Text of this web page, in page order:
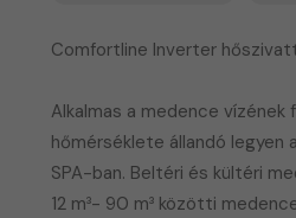
Comfortline Inverter
Alkalmas a medence vízének
hőmérséklete állandó legyen
SPA-ban. Beltéri és kültéri
12 m³- 90 m³ közötti